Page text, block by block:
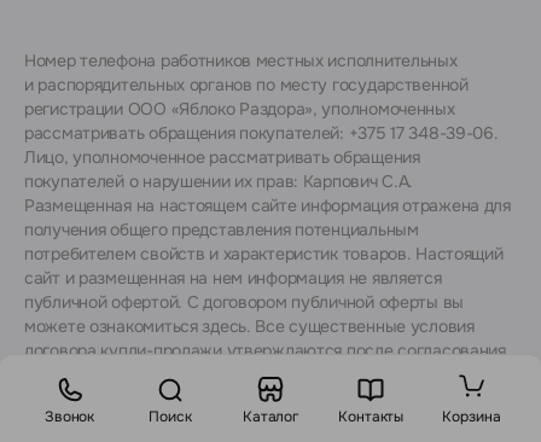
Номер телефона работников местных исполнительных
и распорядительных органов по месту государственной
регистрации ООО «Яблоко Раздора», уполномоченных
рассматривать обращения покупателей: +375 17 348-39-06.
Лицо, уполномоченное рассматривать обращения
покупателей о нарушении их прав: Карпович С.А.
Размещенная на настоящем сайте информация отражена для
получения общего представления потенциальным
потребителем свойств и характеристик товаров. Настоящий
сайт и размещенная на нем информация не является
публичной офертой. С договором публичной оферты вы
можете ознакомиться здесь. Все существенные условия
договора купли-продажи утверждаются после согласования
с консультантами.
Звонок Поиск Каталог Контакты Корзина